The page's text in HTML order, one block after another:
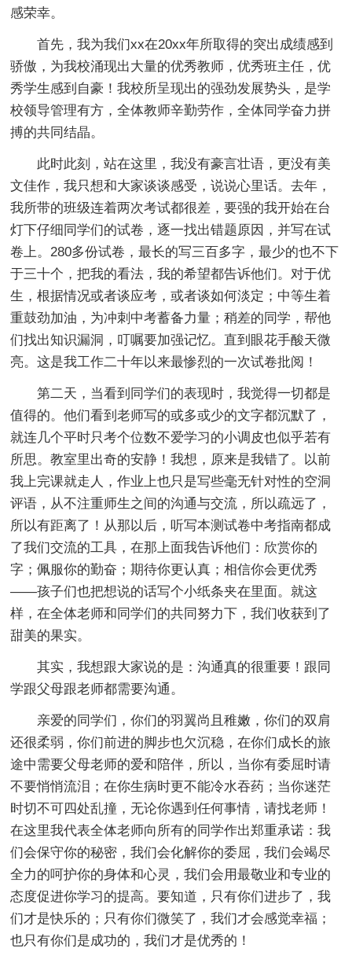
感荣幸。
首先，我为我们xx在20xx年所取得的突出成绩感到
骄傲，为我校涌现出大量的优秀教师，优秀班主任，优
秀学生感到自豪！我校所呈现出的强劲发展势头，是学
校领导管理有方，全体教师辛勤劳作，全体同学奋力拼
搏的共同结晶。
此时此刻，站在这里，我没有豪言壮语，更没有美
文佳作，我只想和大家谈谈感受，说说心里话。去年，
我所带的班级连着两次考试都很差，要强的我开始在台
灯下仔细同学们的试卷，逐一找出错题原因，并写在试
卷上。280多份试卷，最长的写三百多字，最少的也不下
于三十个，把我的看法，我的希望都告诉他们。对于优
生，根据情况或者谈应考，或者谈如何淡定；中等生着
重鼓劲加油，为冲刺中考蓄备力量；稍差的同学，帮他
们找出知识漏洞，叮嘱要加强记忆。直到眼花手酸天微
亮。这是我工作二十年以来最惨烈的一次试卷批阅！
第二天，当看到同学们的表现时，我觉得一切都是
值得的。他们看到老师写的或多或少的文字都沉默了，
就连几个平时只考个位数不爱学习的小调皮也似乎若有
所思。教室里出奇的安静！我想，原来是我错了。以前
我上完课就走人，作业上也只是写些毫无针对性的空洞
评语，从不注重师生之间的沟通与交流，所以疏远了，
所以有距离了！从那以后，听写本测试卷中考指南都成
了我们交流的工具，在那上面我告诉他们：欣赏你的
字；佩服你的勤奋；期待你更认真；相信你会更优秀
——孩子们也把想说的话写个小纸条夹在里面。就这
样，在全体老师和同学们的共同努力下，我们收获到了
甜美的果实。
其实，我想跟大家说的是：沟通真的很重要！跟同
学跟父母跟老师都需要沟通。
亲爱的同学们，你们的羽翼尚且稚嫩，你们的双肩
还很柔弱，你们前进的脚步也欠沉稳，在你们成长的旅
途中需要父母老师的爱和陪伴，所以，当你有委屈时请
不要悄悄流泪；在你生病时更不能冷水吞药；当你迷茫
时切不可四处乱撞，无论你遇到任何事情，请找老师！
在这里我代表全体老师向所有的同学作出郑重承诺：我
们会保守你的秘密，我们会化解你的委屈，我们会竭尽
全力的呵护你的身体和心灵，我们会用最敬业和专业的
态度促进你学习的提高。要知道，只有你们进步了，我
们才是快乐的；只有你们微笑了，我们才会感觉幸福；
也只有你们是成功的，我们才是优秀的！